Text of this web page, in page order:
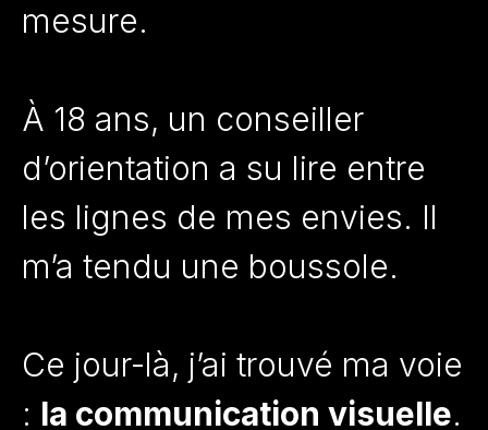
mesure.
À 18 ans, un conseiller
d’orientation a su lire entre
les lignes de mes envies. Il
m’a tendu une boussole.
Ce jour-là, j’ai trouvé ma voie
: la communication visuelle.